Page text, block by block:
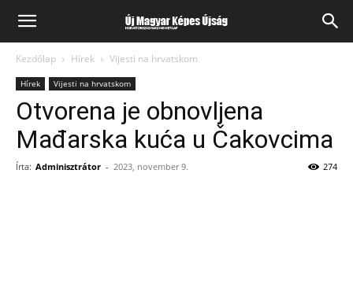
Kezdőlap Hírek Vijesti na hrvatskom
Hírek Vijesti na hrvatskom
Otvorena je obnovljena
Mađarska kuća u Čakovcima
Írta: Adminisztrátor - 2023, november 9. 274